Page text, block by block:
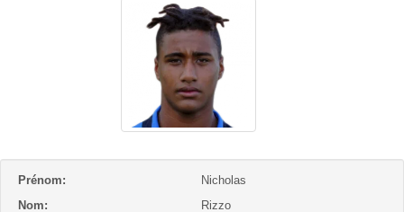
Prénom:
Nicholas
Nom:
Rizzo